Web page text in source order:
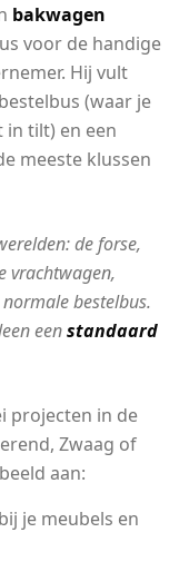
bakwagen
voor de handige
Hij vult
(waar je
in tilt) en een
meeste klussen
de forse,
vrachtwagen,
bestelbus.
eenstandaard
projecten in de
Zwaag of
aan:
je meubels en